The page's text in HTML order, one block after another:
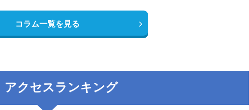
コラム一覧を見る
アクセスランキング